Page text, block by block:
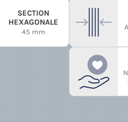
SECTION
HEXAGONALE
45 mm